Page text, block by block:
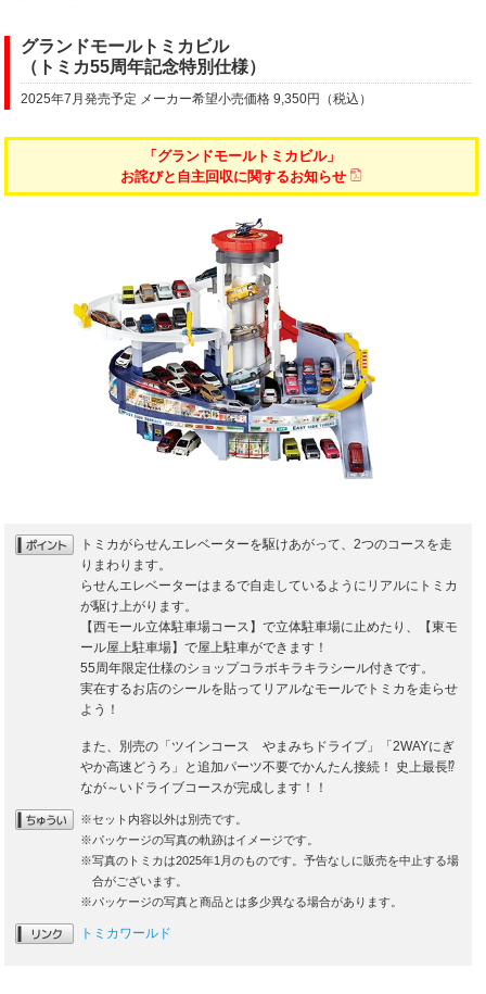
グランドモールトミカビル
（トミカ55周年記念特別仕様）
2025年7月発売予定 メーカー希望小売価格 9,350円（税込）
「グランドモールトミカビル」
お詫びと自主回収に関するお知らせ
トミカがらせんエレベーターを駆けあがって、2つのコースを走
りまわります。
らせんエレベーターはまるで自走しているようにリアルにトミカ
が駆け上がります。
【西モール立体駐車場コース】で立体駐車場に止めたり、【東モ
ール屋上駐車場】で屋上駐車ができます！
55周年限定仕様のショップコラボキラキラシール付きです。
実在するお店のシールを貼ってリアルなモールでトミカを走らせ
よう！
また、別売の「ツインコース やまみちドライブ」「2WAYにぎ
やか高速どうろ」と追加パーツ不要でかんたん接続！ 史上最長⁉
なが～いドライブコースが完成します！！
※セット内容以外は別売です。
※パッケージの写真の軌跡はイメージです。
※写真のトミカは2025年1月のものです。予告なしに販売を中止する場
合がございます。
※パッケージの写真と商品とは多少異なる場合があります。
トミカワールド